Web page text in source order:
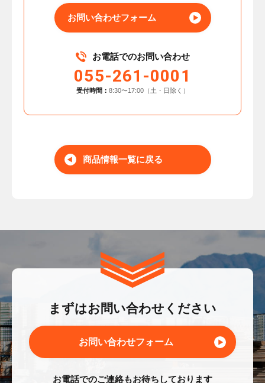
お問い合わせフォーム
お電話でのお問い合わせ
055-261-0001
受付時間： 8:30〜17:00（土・日除く）
商品情報一覧に戻る
まずはお問い合わせください
お問い合わせフォーム
お電話でのご連絡もお待ちしております